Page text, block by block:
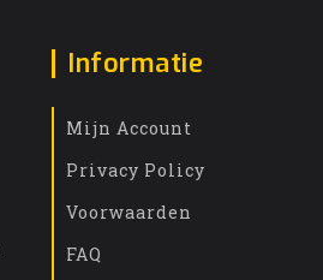
Informatie
Mijn Account
Privacy Policy
Voorwaarden
FAQ